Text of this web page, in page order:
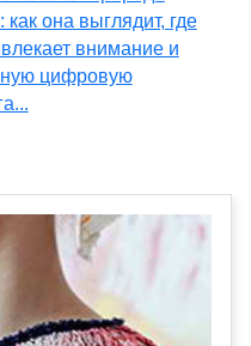
она выглядит, где
внимание и
цифровую